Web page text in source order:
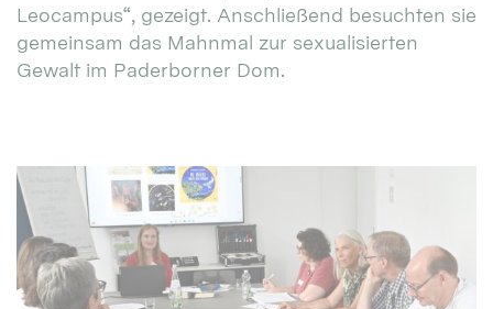
Leocampus“, gezeigt. Anschließend besuchten sie
gemeinsam das Mahnmal zur sexualisierten
Gewalt im Paderborner Dom.